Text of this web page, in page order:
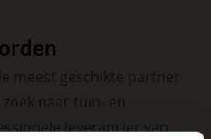
meest geschikte partner
naar tuin- en
leverancier van